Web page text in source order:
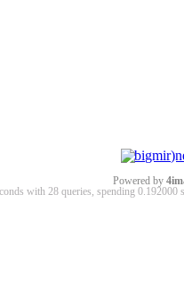
Powered by
with 28 queries, spending